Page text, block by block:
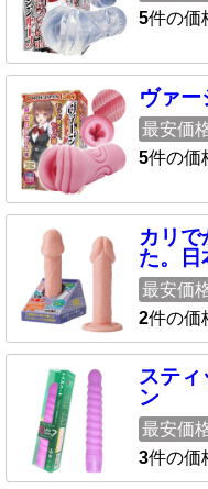
5件の価
ヴァ
最安価
5件の価
カリで
た。日
最安価
2件の価
ステ
ン
最安価
3件の価